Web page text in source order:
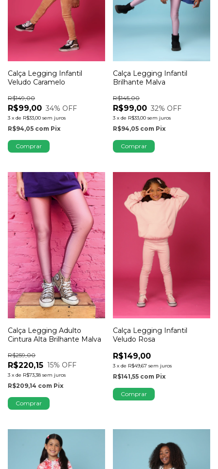
Calça Legging Infantil
Veludo Caramelo
R$99,00
R$149,00
34% OFF
3 x de R$33,00 sem juros
R$94,05 com Pix
Comprar
Calça Legging Infantil
Brilhante Malva
R$99,00
R$145,00
32% OFF
3 x de R$33,00 sem juros
R$94,05 com Pix
Comprar
Calça Legging Adulto
Cintura Alta Brilhante Malva
R$220,15
R$259,00
15% OFF
3 x de R$73,38 sem juros
R$209,14 com Pix
Comprar
Calça Legging Infantil
Veludo Rosa
R$149,00
3 x de R$49,67 sem juros
R$141,55 com Pix
Comprar